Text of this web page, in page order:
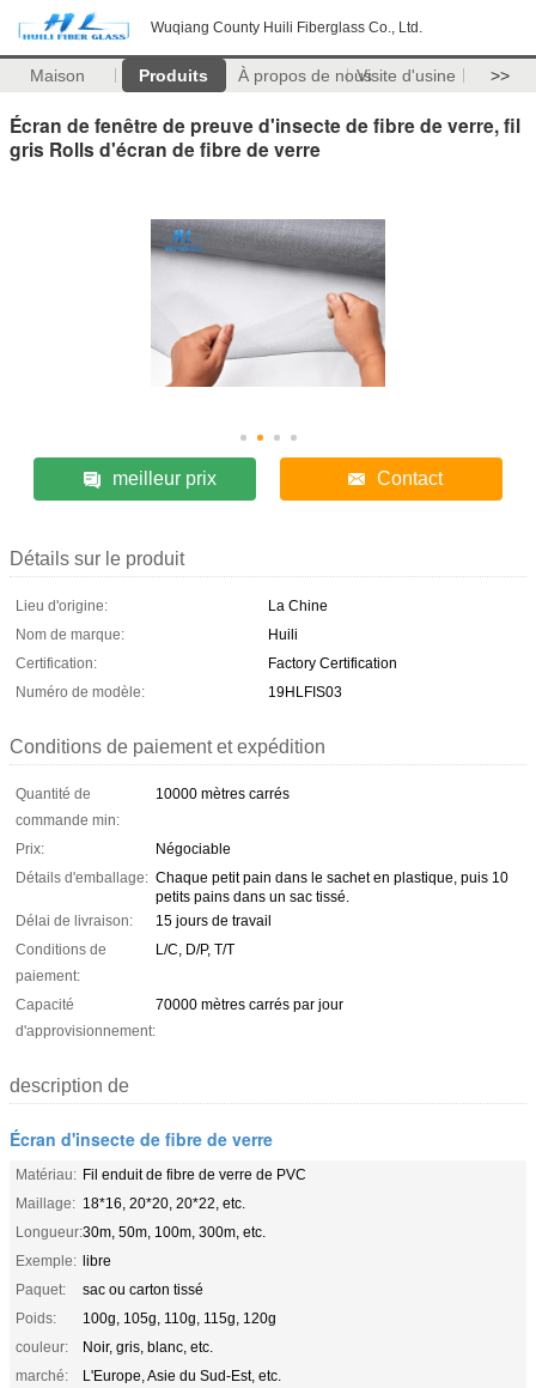
Wuqiang County Huili Fiberglass Co., Ltd.
Maison Produits À propos de nousVisite d'usine >>
Écran de fenêtre de preuve d'insecte de fibre de verre, fil
gris Rolls d'écran de fibre de verre
meilleur prix Contact
Détails sur le produit
Lieu d'origine:
La Chine
Nom de marque:
Huili
Certification:
Factory Certification
Numéro de modèle:
19HLFIS03
Conditions de paiement et expédition
Quantité de
commande min:
10000 mètres carrés
Prix:
Négociable
Détails d'emballage: Chaque petit pain dans le sachet en plastique, puis 10
petits pains dans un sac tissé.
Délai de livraison:
15 jours de travail
Conditions de
paiement:
L/C, D/P, T/T
Capacité
d'approvisionnement:
70000 mètres carrés par jour
description de
Écran d'insecte de fibre de verre
Matériau: Fil enduit de fibre de verre de PVC
Maillage: 18*16, 20*20, 20*22, etc.
Longueur:30m, 50m, 100m, 300m, etc.
Exemple: libre
Paquet:
sac ou carton tissé
Poids:
100g, 105g, 110g, 115g, 120g
couleur:
Noir, gris, blanc, etc.
marché:
L'Europe, Asie du Sud-Est, etc.